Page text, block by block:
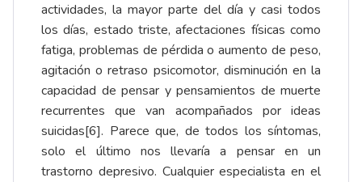
actividades, la mayor parte del día y casi todos
los días, estado triste, afectaciones físicas como
fatiga, problemas de pérdida o aumento de peso,
agitación o retraso psicomotor, disminución en la
capacidad de pensar y pensamientos de muerte
recurrentes que van acompañados por ideas
suicidas[6]. Parece que, de todos los síntomas,
solo el último nos llevaría a pensar en un
trastorno depresivo. Cualquier especialista en el